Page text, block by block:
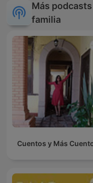
Más
familia
Cuentos y Más